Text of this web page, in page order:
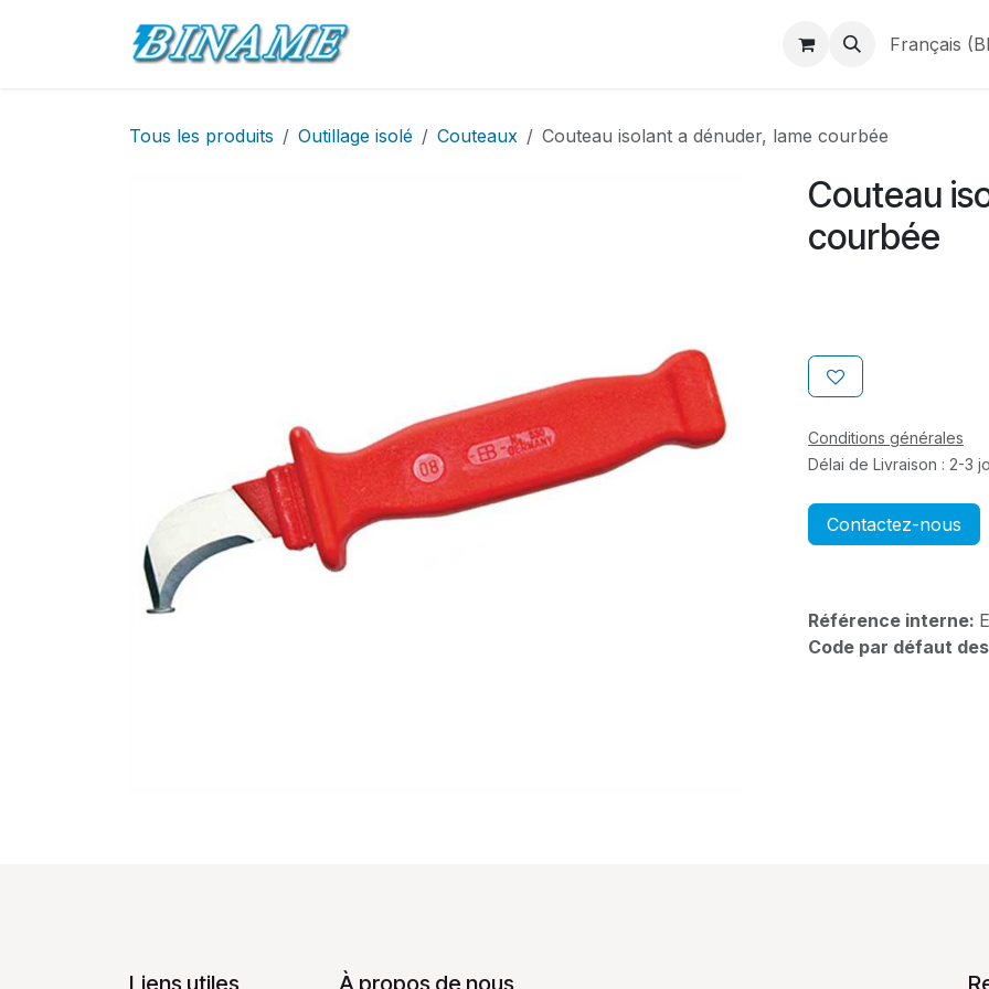
À propos de BINAME
Français
Tous les produits Outillage isolé Couteaux Couteau isolant a dénuder, lame courbée
Couteau
courbée
Conditions générales
Délai de Livraison : 2-3
Contactez-nous
Référence interne:
Code par défaut
Liens utiles À propos de nous